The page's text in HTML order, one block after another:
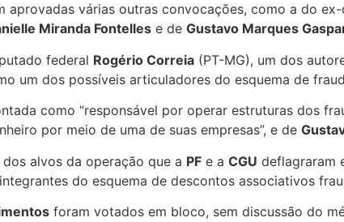
aprovadas várias outras convocações, como a do
Miranda Fontelles e de Gustavo Marques
federal Rogério Correia (PT-MG), um dos
um dos possíveis articuladores do esquema de
como “responsável por operar estruturas dos
por meio de uma de suas empresas”, e de
alvos da operação que a PF e a CGU deflagraram
do esquema de descontos associativos
foram votados em bloco, sem discussão do